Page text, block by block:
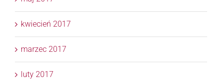
kwiecień 2017
marzec 2017
luty 2017